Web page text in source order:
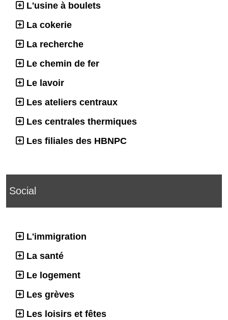
L'usine à boulets
La cokerie
La recherche
Le chemin de fer
Le lavoir
Les ateliers centraux
Les centrales thermiques
Les filiales des HBNPC
Social
L'immigration
La santé
Le logement
Les grèves
Les loisirs et fêtes